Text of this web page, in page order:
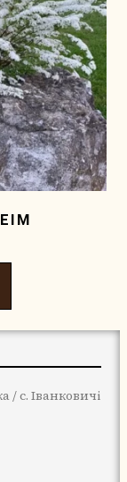
/ с. Іванковичі